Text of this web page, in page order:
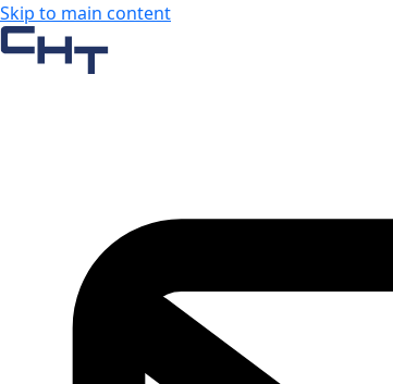
Skip to main content